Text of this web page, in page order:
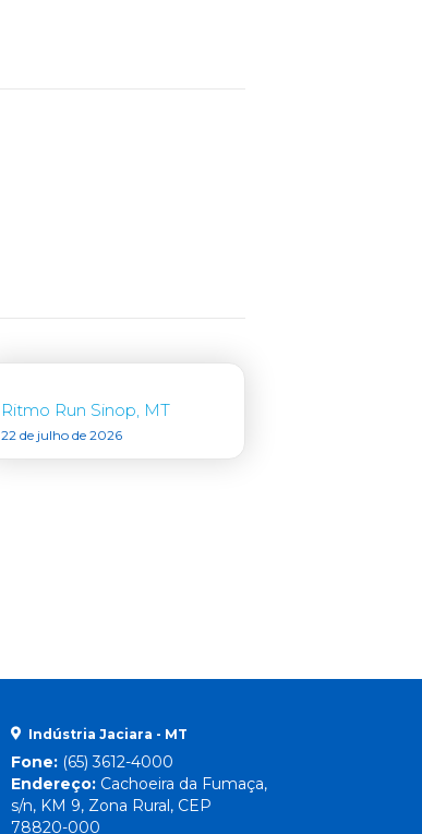
Ritmo Run Sinop, MT
22 de julho de 2026
Indústria Jaciara - MT
Fone: (65) 3612-4000
Endereço: Cachoeira da Fumaça,
s/n, KM 9, Zona Rural, CEP
78820-000